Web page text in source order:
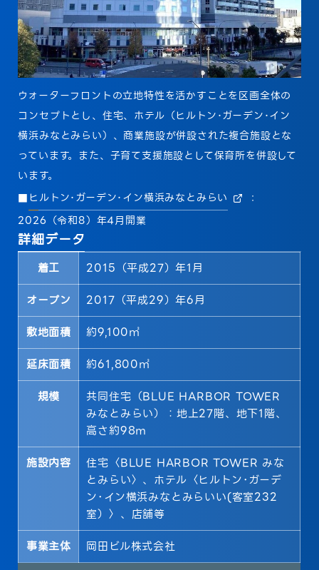
ウォーターフロントの立地特性を活かすことを区画全体の
コンセプトとし、住宅、ホテル（ヒルトン･ガーデン･イン
横浜みなとみらい）、商業施設が併設された複合施設とな
っています。また、子育て支援施設として保育所を併設して
います。
■ヒルトン･ガーデン･イン横浜みなとみらい
：
2026（令和8）年4月開業
詳細データ
着工
2015（平成27）年1月
オープン
2017（平成29）年6月
敷地面積
約9,100㎡
延床面積
約61,800㎡
規模
共同住宅（BLUE HARBOR TOWER
みなとみらい）：地上27階、地下1階、
高さ約98ｍ
施設内容
住宅〈BLUE HARBOR TOWER みな
とみらい〉、ホテル〈ヒルトン･ガーデ
ン･イン横浜みなとみらいい(客室232
室）〉、店舗等
事業主体
岡田ビル株式会社